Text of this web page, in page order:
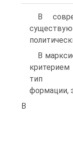
В
В
критерием
тип
формации,
В